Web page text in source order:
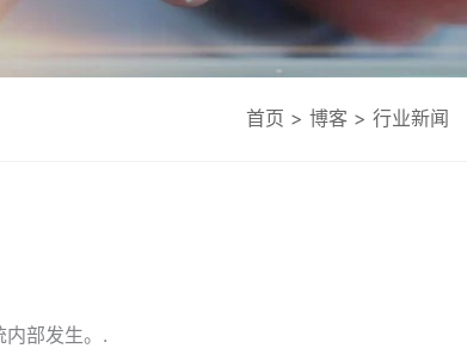
首页 > 博客 > 行业新闻
部发生。.